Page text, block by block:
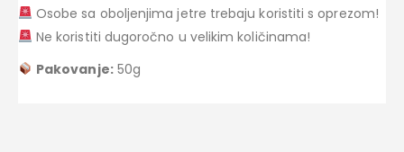
Osobe sa oboljenjima jetre trebaju koristiti s oprezom!
Ne koristiti dugoročno u velikim količinama!
Pakovanje:50g